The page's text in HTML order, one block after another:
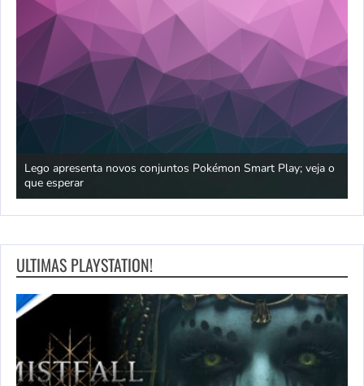
Lego apresenta novos conjuntos Pokémon Smart Play; veja o
que esperar
ULTIMAS PLAYSTATION!